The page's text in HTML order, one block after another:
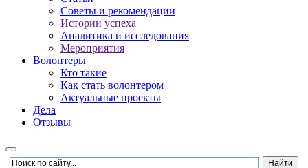
Советы и рекомендации
Истории успеха
Аналитика и исследования
Мероприятия
Волонтеры
Кто такие
Как стать волонтером
Актуальные проекты
Дела
Отзывы